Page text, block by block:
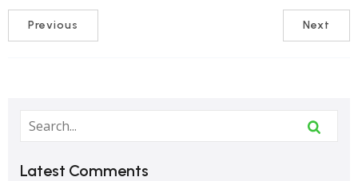
Previous Next
Latest Comments